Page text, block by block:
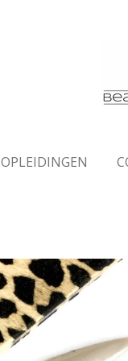
OPLEIDINGEN